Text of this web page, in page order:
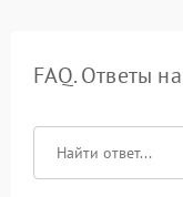
FAQ. Ответы